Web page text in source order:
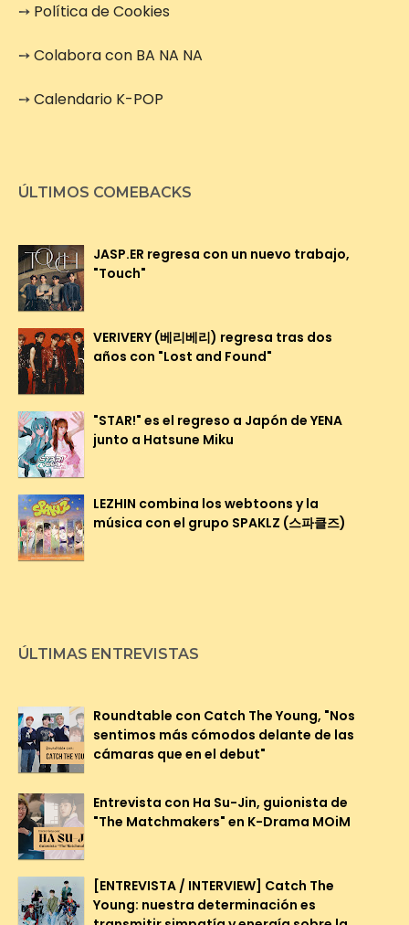
➙ Política de Cookies
➙Colabora con BA NA NA
➙Calendario K-POP
ÚLTIMOS COMEBACKS
JASP.ER regresa con un nuevo trabajo,
"Touch"
VERIVERY (베리베리) regresa tras dos
años con "Lost and Found"
"STAR!" es el regreso a Japón de YENA
junto a Hatsune Miku
LEZHIN combina los webtoons y la
música con el grupo SPAKLZ (스파클즈)
ÚLTIMAS ENTREVISTAS
Roundtable con Catch The Young, "Nos
sentimos más cómodos delante de las
cámaras que en el debut"
Entrevista con Ha Su-Jin, guionista de
"The Matchmakers" en K-Drama MOiM
[ENTREVISTA / INTERVIEW] Catch The
Young: nuestra determinación es